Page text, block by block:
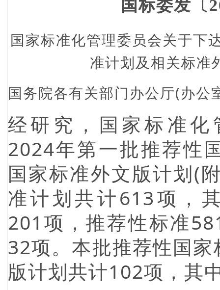
国标委发〔
国家标准化管理委员会关于下
准计划及相关标准
国务院各有关部门办公厅(办公
经研究，国家标准
2024年第一批推荐性
国家标准外文版计划(
准计划共计613项，
201项，推荐性标准
32项。本批推荐性国
版计划共计102项，其